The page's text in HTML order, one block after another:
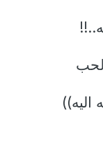
اليه))